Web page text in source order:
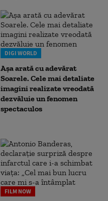
DIGI WORLD
Așa arată cu adevărat
Soarele. Cele mai detaliate
imagini realizate vreodată
dezvăluie un fenomen
spectaculos
FILM NOW